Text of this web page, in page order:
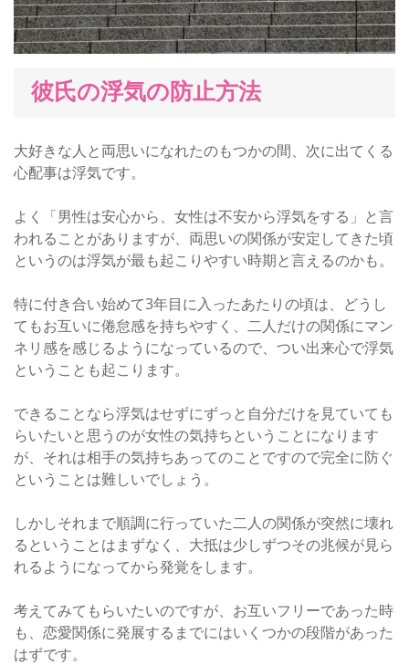
彼氏の浮気の防止方法
大好きな人と両思いになれたのもつかの間、次に出てくる
心配事は浮気です。
よく「男性は安心から、女性は不安から浮気をする」と言
われることがありますが、両思いの関係が安定してきた頃
というのは浮気が最も起こりやすい時期と言えるのかも。
特に付き合い始めて3年目に入ったあたりの頃は、どうし
てもお互いに倦怠感を持ちやすく、二人だけの関係にマン
ネリ感を感じるようになっているので、つい出来心で浮気
ということも起こります。
できることなら浮気はせずにずっと自分だけを見ていても
らいたいと思うのが女性の気持ちということになります
が、それは相手の気持ちあってのことですので完全に防ぐ
ということは難しいでしょう。
しかしそれまで順調に行っていた二人の関係が突然に壊れ
るということはまずなく、大抵は少しずつその兆候が見ら
れるようになってから発覚をします。
考えてみてもらいたいのですが、お互いフリーであった時
も、恋愛関係に発展するまでにはいくつかの段階があった
はずです。